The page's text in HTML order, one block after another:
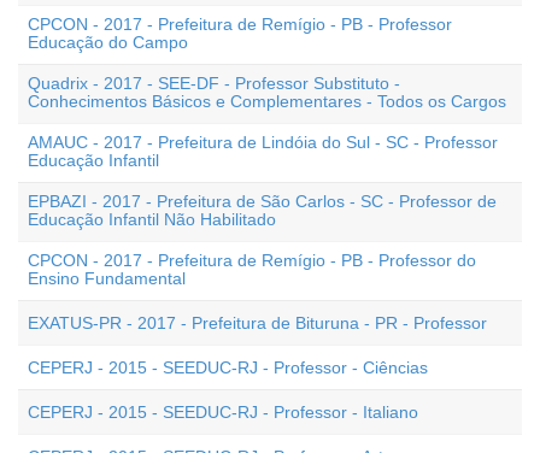
CPCON - 2017 - Prefeitura de Remígio - PB - Professor
Educação do Campo
Quadrix - 2017 - SEE-DF - Professor Substituto -
Conhecimentos Básicos e Complementares - Todos os Cargos
AMAUC - 2017 - Prefeitura de Lindóia do Sul - SC - Professor
Educação Infantil
EPBAZI - 2017 - Prefeitura de São Carlos - SC - Professor de
Educação Infantil Não Habilitado
CPCON - 2017 - Prefeitura de Remígio - PB - Professor do
Ensino Fundamental
EXATUS-PR - 2017 - Prefeitura de Bituruna - PR - Professor
CEPERJ - 2015 - SEEDUC-RJ - Professor - Ciências
CEPERJ - 2015 - SEEDUC-RJ - Professor - Italiano